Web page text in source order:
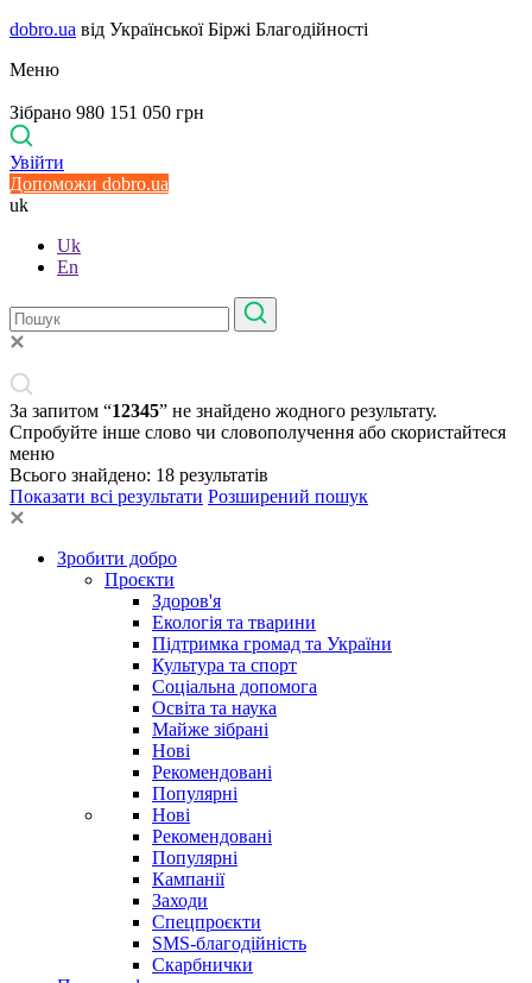
dobro.ua від Української Біржі Благодійності
Меню
Зібрано 980 151 050 грн
Увійти
Допоможи dobro.ua
uk
Uk
En
За запитом “12345” не знайдено жодного результату.
Спробуйте інше слово чи словополучення або скористайтеся
меню
Всього знайдено: 18 результатів
Показати всі результати Розширений пошук
Зробити добро
Проєкти
Здоров'я
Екологія та тварини
Підтримка громад та України
Культура та спорт
Соціальна допомога
Освіта та наука
Майже зібрані
Нові
Рекомендовані
Популярні
Нові
Рекомендовані
Популярні
Кампанії
Заходи
Спецпроєкти
SMS-благодійність
Скарбнички